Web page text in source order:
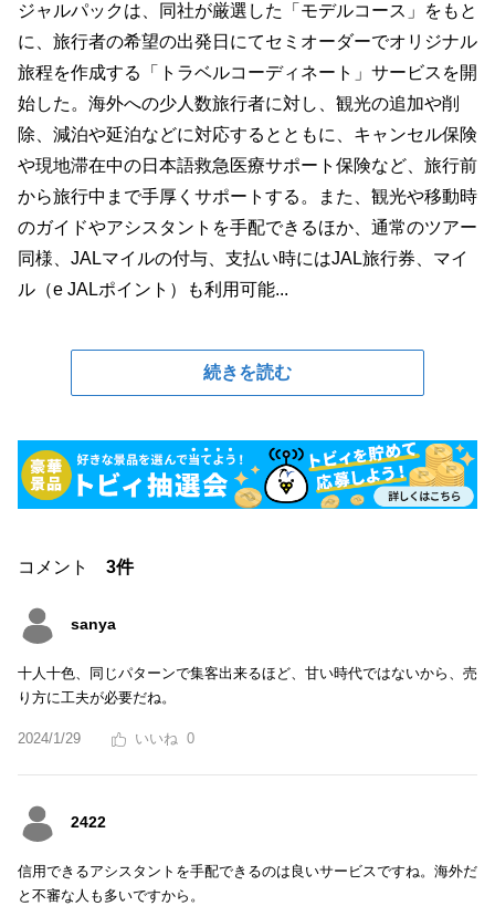
ジャルパックは、同社が厳選した「モデルコース」をもと
に、旅行者の希望の出発日にてセミオーダーでオリジナル
旅程を作成する「トラベルコーディネート」サービスを開
始した。海外への少人数旅行者に対し、観光の追加や削
除、減泊や延泊などに対応するとともに、キャンセル保険
や現地滞在中の日本語救急医療サポート保険など、旅行前
から旅行中まで手厚くサポートする。また、観光や移動時
のガイドやアシスタントを手配できるほか、通常のツアー
同様、JALマイルの付与、支払い時にはJAL旅行券、マイ
ル（e JALポイント）も利用可能...
続きを読む
コメント 3件
sanya
十人十色、同じパターンで集客出来るほど、甘い時代ではないから、売
り方に工夫が必要だね。
2024/1/29 0
2422
信用できるアシスタントを手配できるのは良いサービスですね。海外だ
と不審な人も多いですから。